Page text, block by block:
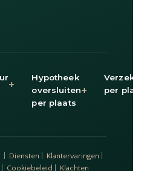
+
Hypotheek
oversluiten
per plaats
+
per plaats
| Diensten Klantervaringen
Cookiebeleid Klachten